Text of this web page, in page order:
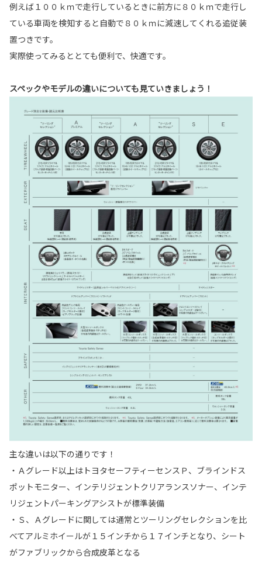
例えば１００ｋｍで走行しているときに前方に８０ｋｍで走行し
ている車両を検知すると自動で８０ｋｍに減速してくれる追従装
置つきです。
実際使ってみるととても便利で、快適です。
スペックやモデルの違いについても見ていきましょう！
主な違いは以下の通りです！
・Ａグレード以上はトヨタセーフティーセンスＰ、ブラインドス
ポットモニター、インテリジェントクリアランスソナー、インテ
リジェントパーキングアシストが標準装備
・Ｓ、Ａグレードに関しては通常とツーリングセレクションを比
べてアルミホイールが１５インチから１７インチとなり、シート
がファブリックから合成皮革となる